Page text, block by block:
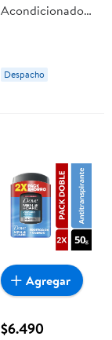
Acondicionador
Despacho
$6.490
Agregar